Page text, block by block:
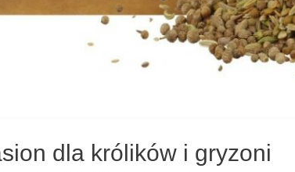
dla królików i gryzoni